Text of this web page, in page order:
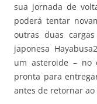
sua jornada de
poderá tentar
outras duas
japonesa
um asteroide – no
pronta para
antes de retornar